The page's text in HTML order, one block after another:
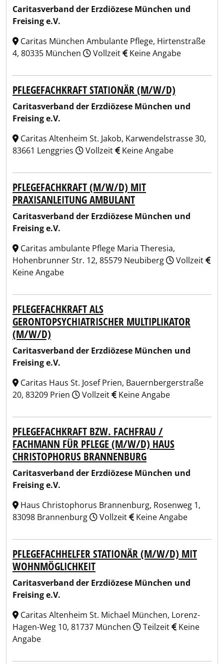
Caritasverband der Erzdiözese München und
Freising e.V.
Caritas München Ambulante Pflege, Hirtenstraße
4, 80335 München
Vollzeit Keine Angabe
PFLEGEFACHKRAFT STATIONÄR (M/W/D)
Caritasverband der Erzdiözese München und
Freising e.V.
Caritas Altenheim St. Jakob, Karwendelstrasse 30,
83661 Lenggries
Vollzeit Keine Angabe
PFLEGEFACHKRAFT (M/W/D) MIT
PRAXISANLEITUNG AMBULANT
Caritasverband der Erzdiözese München und
Freising e.V.
Caritas ambulante Pflege Maria Theresia,
Hohenbrunner Str. 12, 85579 Neubiberg
Vollzeit
Keine Angabe
PFLEGEFACHKRAFT ALS
GERONTOPSYCHIATRISCHER MULTIPLIKATOR
(M/W/D)
Caritasverband der Erzdiözese München und
Freising e.V.
Caritas Haus St. Josef Prien, Bauernbergerstraße
20, 83209 Prien
Vollzeit Keine Angabe
PFLEGEFACHKRAFT BZW. FACHFRAU /
FACHMANN FÜR PFLEGE (M/W/D) HAUS
CHRISTOPHORUS BRANNENBURG
Caritasverband der Erzdiözese München und
Freising e.V.
Haus Christophorus Brannenburg, Rosenweg 1,
83098 Brannenburg
Vollzeit Keine Angabe
PFLEGEFACHHELFER STATIONÄR (M/W/D) MIT
WOHNMÖGLICHKEIT
Caritasverband der Erzdiözese München und
Freising e.V.
Caritas Altenheim St. Michael München, Lorenz-
Hagen-Weg 10, 81737 München
Teilzeit
Keine
Angabe